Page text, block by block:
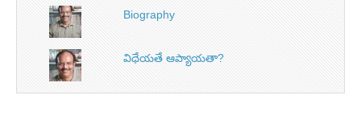
Biography
విధేయతే ఆప్యాయతా?